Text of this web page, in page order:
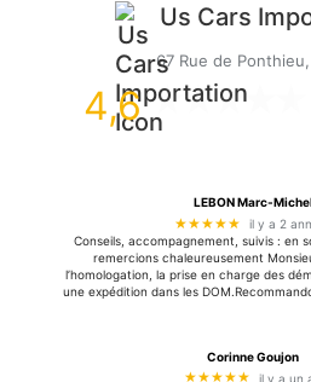
Us Cars
67 Rue de Ponthieu,
4,6
LEBON Marc-
★★★★★
il y a 2
Conseils, accompagnement, suivis : en
remercions chaleureusement
l’homologation, la prise en charge des
une expédition dans les
Corinne Goujon
★★★★★
il y a un